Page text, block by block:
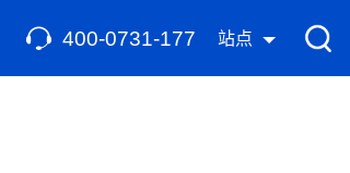
400-0731-177 站点